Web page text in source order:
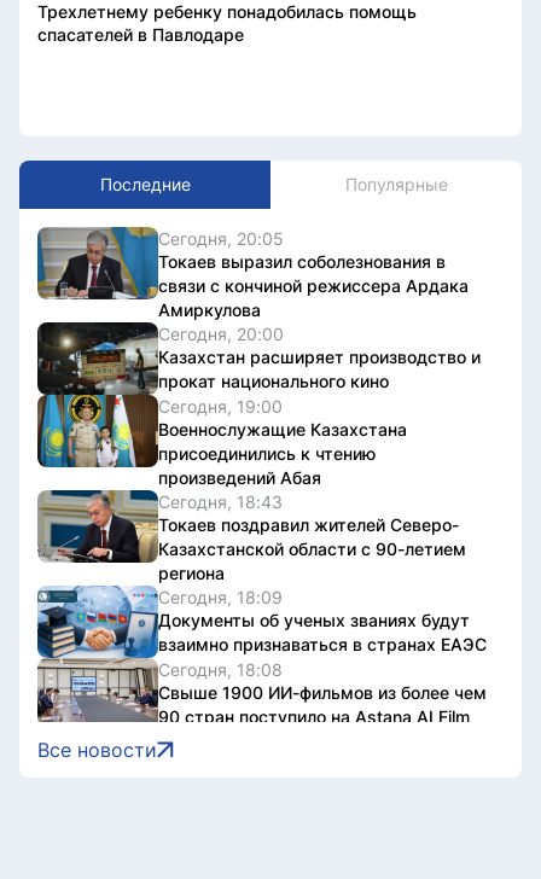
Трехлетнему ребенку понадобилась помощь
спасателей в Павлодаре
Последние Популярные
Сегодня, 20:05
Токаев выразил соболезнования в
связи с кончиной режиссера Ардака
Амиркулова
Сегодня, 20:00
Казахстан расширяет производство и
прокат национального кино
Сегодня, 19:00
Военнослужащие Казахстана
присоединились к чтению
произведений Абая
Сегодня, 18:43
Токаев поздравил жителей Северо-
Казахстанской области с 90-летием
региона
Сегодня, 18:09
Документы об ученых званиях будут
взаимно признаваться в странах ЕАЭС
Сегодня, 18:08
Свыше 1900 ИИ-фильмов из более чем
90 стран поступило на Astana AI Film
Festival
Сегодня, 17:58
Все новости